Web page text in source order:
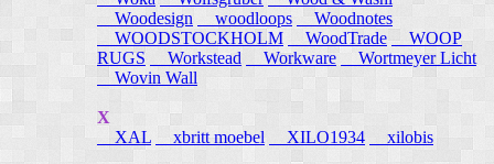
Woodesign
woodloops
Woodnotes
WOODSTOCKHOLM
WoodTrade
WOOP
RUGS
Workstead Workware
Wortmeyer Licht
Wovin Wall
X
XAL
xbritt moebel XILO1934 xilobis